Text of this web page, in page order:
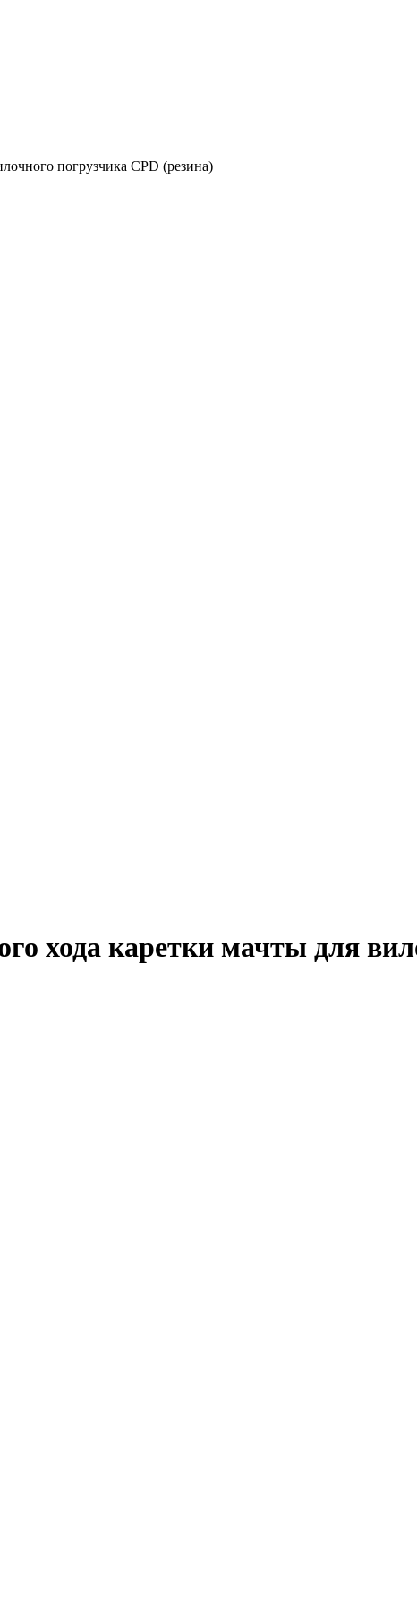
погрузчика CPD (резина)
хода каретки мачты для